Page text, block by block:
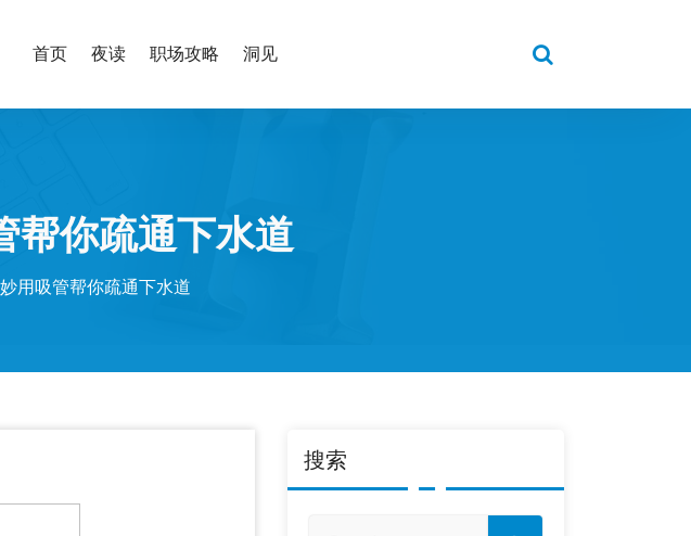
首页 夜读 职场攻略 洞见
帮你疏通下水道
用吸管帮你疏通下水道
搜索